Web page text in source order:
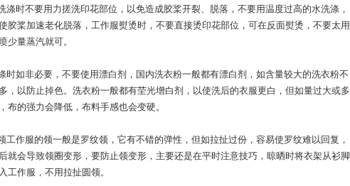
涤时不要用力搓洗印花部位，以免造成胶桨开裂、脱落，不要用温度过高的水洗涤，
胶桨加速老化脱落，工作服熨烫时，不要直接烫印花部位，可在反面熨烫，不要太用
少量蒸汽就可。
时如非必要，不要使用漂白剂，国内洗衣粉一般都有漂白剂，如含量较大的洗衣粉不
，以防止掉色。洗衣粉一般都有茔光增白剂，以使洗后的衣服更白，但如量过大或多
布的强力会降低，布料手感也会变硬。
工作服的领一般是罗纹领，它有不错的弹性，但如拉扯过份，容易使罗纹难以回复，
就会导致领圈变形，要防止领变形，主要还是在平时注意技巧，晾晒时将衣架从衫脚
工作服，不用拉扯圆领。